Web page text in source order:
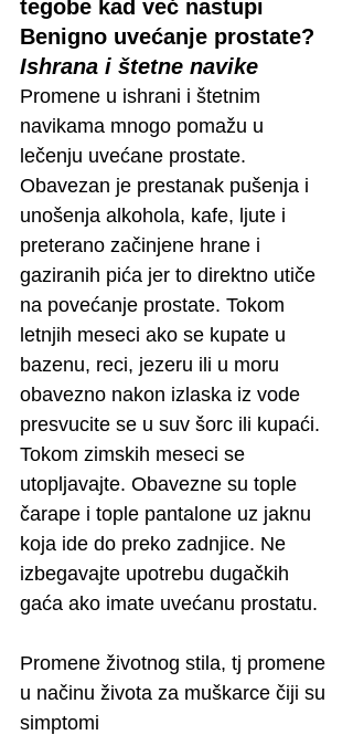
tegobe kad već nastupi
Benigno uvećanje prostate?
Ishrana i štetne navike
Promene u ishrani i štetnim
navikama mnogo pomažu u
lečenju uvećane prostate.
Obavezan je prestanak pušenja i
unošenja alkohola, kafe, ljute i
preterano začinjene hrane i
gaziranih pića jer to direktno utiče
na povećanje prostate. Tokom
letnjih meseci ako se kupate u
bazenu, reci, jezeru ili u moru
obavezno nakon izlaska iz vode
presvucite se u suv šorc ili kupaći.
Tokom zimskih meseci se
utopljavajte. Obavezne su tople
čarape i tople pantalone uz jaknu
koja ide do preko zadnjice. Ne
izbegavajte upotrebu dugačkih
gaća ako imate uvećanu prostatu.
Promene životnog stila, tj promene
u načinu života za muškarce čiji su
simptomi